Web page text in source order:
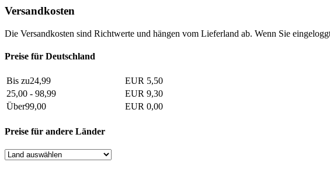
Versandkosten
Die Versandkosten sind Richtwerte und hängen vom Lieferland ab. Wenn Sie
Preise für Deutschland
Bis zu24,99
EUR 5,50
25,00 - 98,99
EUR 9,30
Über99,00
EUR 0,00
Preise für andere Länder